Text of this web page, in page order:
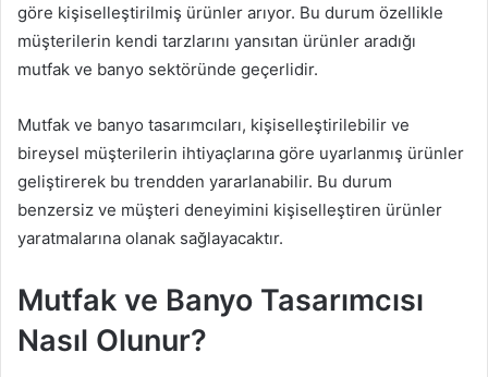
göre kişiselleştirilmiş ürünler arıyor. Bu durum özellikle
müşterilerin kendi tarzlarını yansıtan ürünler aradığı
mutfak ve banyo sektöründe geçerlidir.
Mutfak ve banyo tasarımcıları, kişiselleştirilebilir ve
bireysel müşterilerin ihtiyaçlarına göre uyarlanmış ürünler
geliştirerek bu trendden yararlanabilir. Bu durum
benzersiz ve müşteri deneyimini kişiselleştiren ürünler
yaratmalarına olanak sağlayacaktır.
Mutfak ve Banyo Tasarımcısı
Nasıl Olunur?